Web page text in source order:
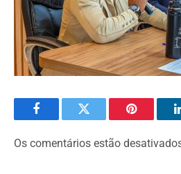
FacebookTwitter Pinterest
Os comentários estão